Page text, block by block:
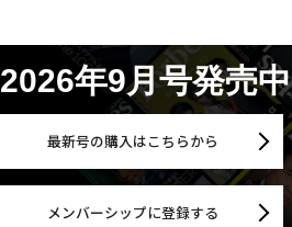
2026年9月号発売中
最新号の購入はこちらから
メンバーシップに登録する